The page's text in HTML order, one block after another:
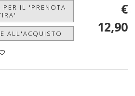
IL 'PRENOTA
ALL'ACQUISTO
€
12,90